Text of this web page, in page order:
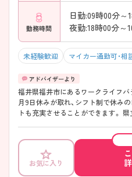
勤務時間
日勤:09時00分～
夜勤:18時00分～
未経験歓迎 マイカー通勤可・相
福井県福井市にあるワークライフバ
月9日休みが取れ、シフト制で休み
トも充実させることができます。 県立病院ご出身の看護部長さんが優し
お気に入り